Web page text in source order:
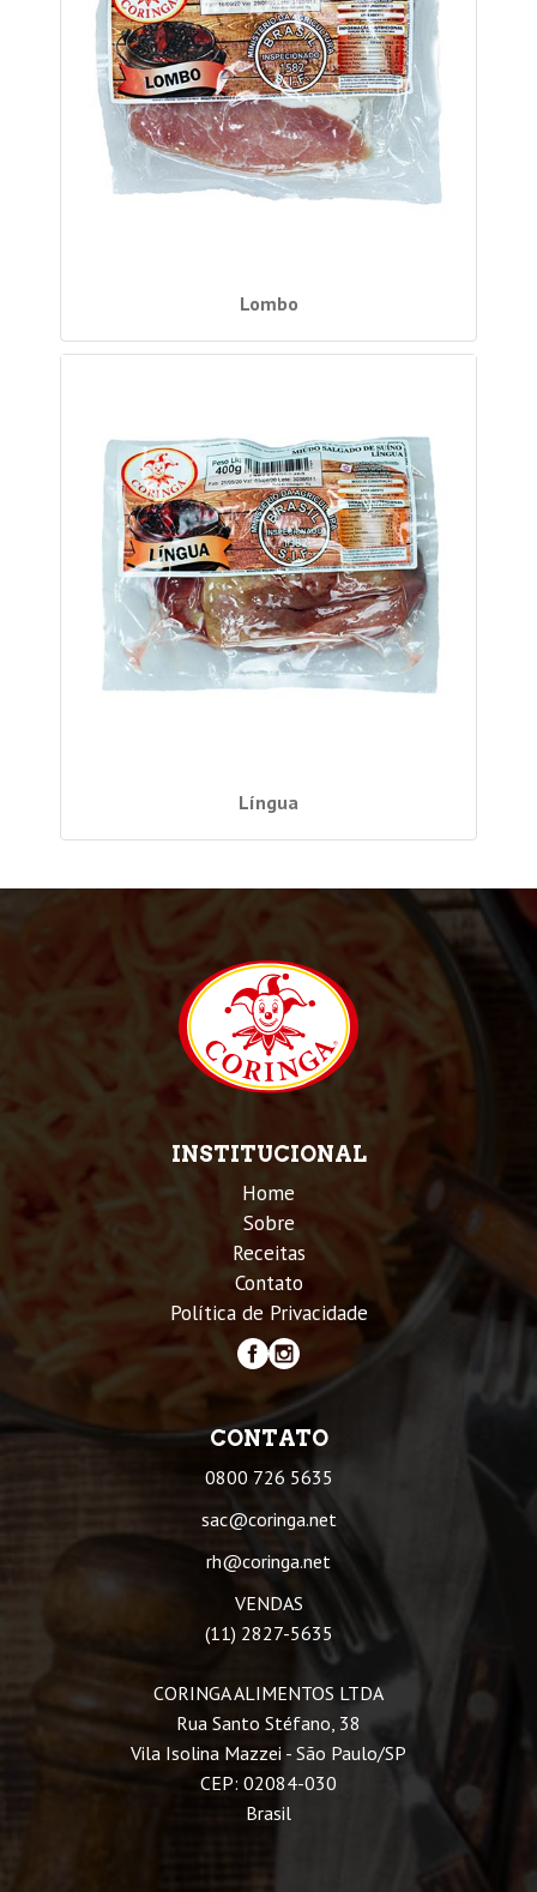
Lombo
Língua
INSTITUCIONAL
Home
Sobre
Receitas
Contato
Política de Privacidade
CONTATO
0800 726 5635
sac@coringa.net
rh@coringa.net
VENDAS
(11) 2827-5635
CORINGA ALIMENTOS LTDA
Rua Santo Stéfano, 38
Vila Isolina Mazzei - São Paulo/SP
CEP: 02084-030
Brasil